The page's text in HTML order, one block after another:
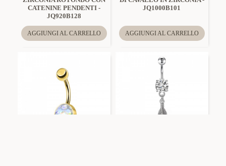
CATENINE PENDENTI -
JQ920B128
AGGIUNGI AL CARRELLO
JQ1000B101
AGGIUNGI AL CARRELLO